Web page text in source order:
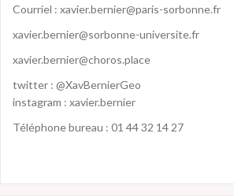
Courriel : xavier.bernier@paris-sorbonne.fr
xavier.bernier@sorbonne-universite.fr
xavier.bernier@choros.place
twitter : @XavBernierGeo
instagram : xavier.bernier
Téléphone bureau : 01 44 32 14 27